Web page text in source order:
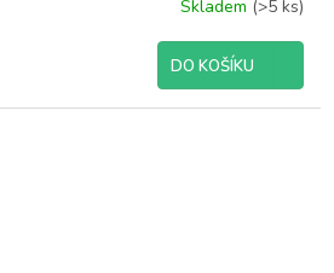
Skladem (>5 ks)
DO KOŠÍKU